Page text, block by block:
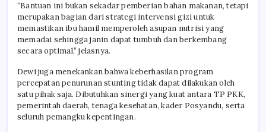
“Bantuan ini bukan sekadar pemberian bahan makanan, tetapi
merupakan bagian dari strategi intervensi gizi untuk
memastikan ibu hamil memperoleh asupan nutrisi yang
memadai sehingga janin dapat tumbuh dan berkembang
secara optimal,” jelasnya.
Dewi juga menekankan bahwa keberhasilan program
percepatan penurunan stunting tidak dapat dilakukan oleh
satu pihak saja. Dibutuhkan sinergi yang kuat antara TP PKK,
pemerintah daerah, tenaga kesehatan, kader Posyandu, serta
seluruh pemangku kepentingan.